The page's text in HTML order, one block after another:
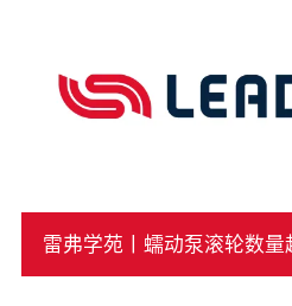
雷弗学苑丨蠕动泵滚轮数量